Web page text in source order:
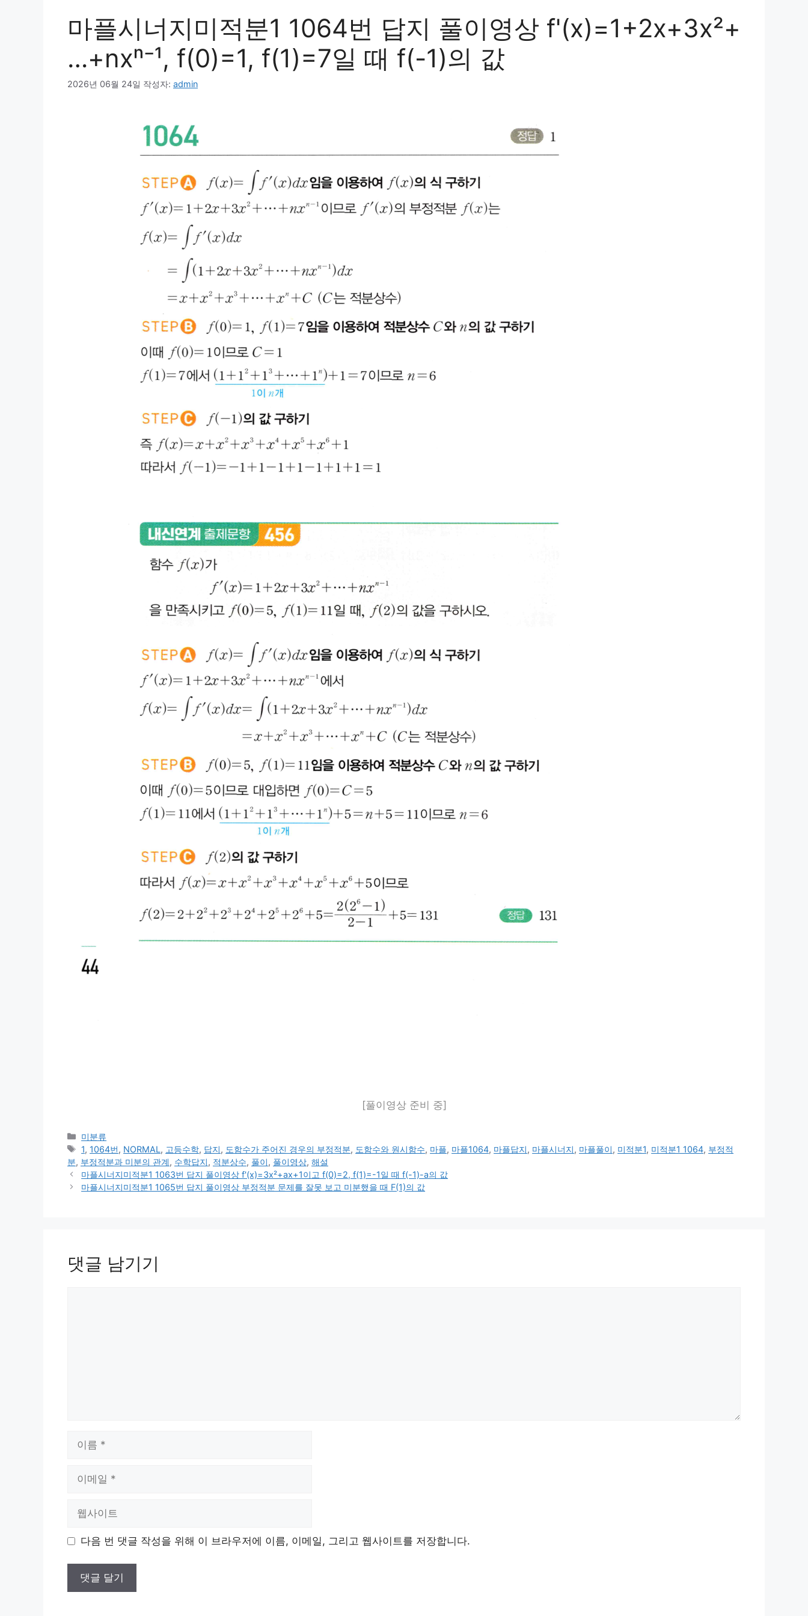
마플시너지미적분1 1064번 답지 풀이영상 f'(x)=1+2x+3x²+
…+nxⁿ⁻¹, f(0)=1, f(1)=7일 때 f(-1)의 값
2026년 06월 24일 작성자: admin
[풀이영상 준비 중]
카
테
고
리
미분류
태
그
1, 1064번, NORMAL, 고등수학, 답지, 도함수가 주어진 경우의 부정적분, 도함수와 원시함수, 마플, 마플1064, 마플답지, 마플시너지, 마플풀이, 미적분1, 미적분1 1064, 부정적
분, 부정적분과 미분의 관계, 수학답지, 적분상수, 풀이, 풀이영상, 해설
마플시너지미적분1 1063번 답지 풀이영상 f'(x)=3x²+ax+1이고 f(0)=2, f(1)=-1일 때 f(-1)-a의 값
마플시너지미적분1 1065번 답지 풀이영상 부정적분 문제를 잘못 보고 미분했을 때 F(1)의 값
댓글 남기기
이 다음 번 댓글 작성을 위해 이 브라우저에 이름, 이메일, 그리고 웹사이트를 저장합니다.